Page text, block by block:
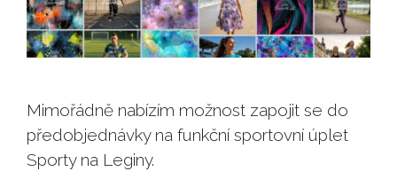
Mimořádně nabízím možnost zapojit se do
předobjednávky na funkční sportovní úplet
Sporty na Leginy.